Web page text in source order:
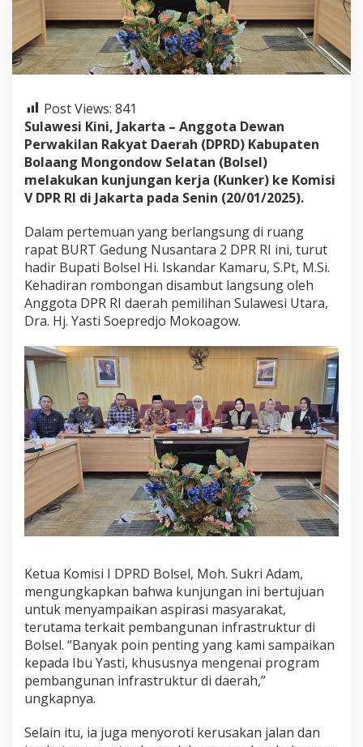
m
i
s
i
V
I
a
n
f
r
a
r
u
r
d
a
n
B
a
n
t
u
e
u
m
a
h
Post Views: 841
Sulawesi Kini, Jakarta – Anggota Dewan
Perwakilan Rakyat Daerah (DPRD) Kabupaten
Bolaang Mongondow Selatan (Bolsel)
melakukan kunjungan kerja (Kunker) ke Komisi
V DPR RI di Jakarta pada Senin (20/01/2025).
Dalam pertemuan yang berlangsung di ruang
rapat BURT Gedung Nusantara 2 DPR RI ini, turut
hadir Bupati Bolsel Hi. Iskandar Kamaru, S.Pt, M.Si.
Kehadiran rombongan disambut langsung oleh
Anggota DPR RI daerah pemilihan Sulawesi Utara,
Dra. Hj. Yasti Soepredjo Mokoagow.
Ketua Komisi I DPRD Bolsel, Moh. Sukri Adam,
mengungkapkan bahwa kunjungan ini bertujuan
untuk menyampaikan aspirasi masyarakat,
terutama terkait pembangunan infrastruktur di
Bolsel. “Banyak poin penting yang kami sampaikan
kepada Ibu Yasti, khususnya mengenai program
pembangunan infrastruktur di daerah,”
ungkapnya.
Selain itu, ia juga menyoroti kerusakan jalan dan